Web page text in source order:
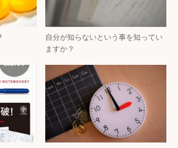
自分が知らないという事を知ってい
ますか？